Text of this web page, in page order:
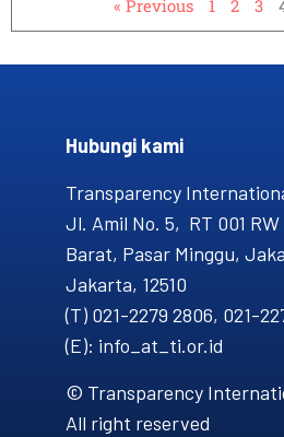
« Previous 1 2 3
Hubungi kami​
Transparency
Jl. Amil No. 5, RT 001
Barat, Pasar Minggu,
Jakarta, 12510
(T) 021-2279 2806, 021-
(E): info_at_ti.or.id
© Transparency
All right reserved